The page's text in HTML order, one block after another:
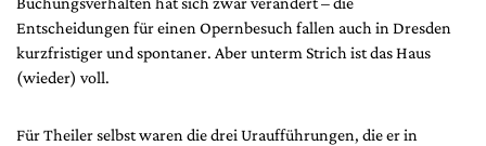
Entscheidungen für einen Opernbesuch fallen auch in Dresden
kurzfristiger und spontaner. Aber unterm Strich ist das Haus
(wieder) voll.
Für Theiler selbst waren die drei Uraufführungen, die er in